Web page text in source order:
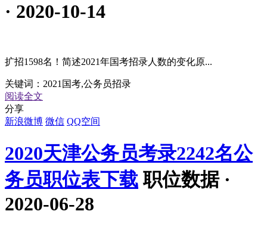
· 2020-10-14
扩招1598名！简述2021年国考招录人数的变化原...
关键词： 2021国考,公务员招录
阅读全文
分享
新浪微博 微信 QQ空间
2020天津公务员考录2242名公
务员职位表下载 职位数据 ·
2020-06-28